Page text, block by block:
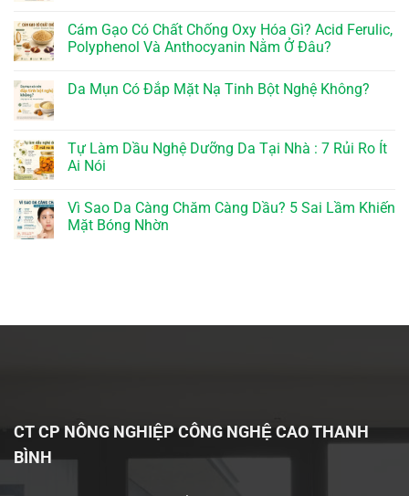
Cám Gạo Có Chất Chống Oxy Hóa Gì? Acid Ferulic,
Polyphenol Và Anthocyanin Nằm Ở Đâu?
Da Mụn Có Đắp Mặt Nạ Tinh Bột Nghệ Không?
Tự Làm Dầu Nghệ Dưỡng Da Tại Nhà : 7 Rủi Ro Ít
Ai Nói
Vì Sao Da Càng Chăm Càng Dầu? 5 Sai Lầm Khiến
Mặt Bóng Nhờn
CT CP NÔNG NGHIỆP CÔNG NGHỆ CAO THANH
BÌNH